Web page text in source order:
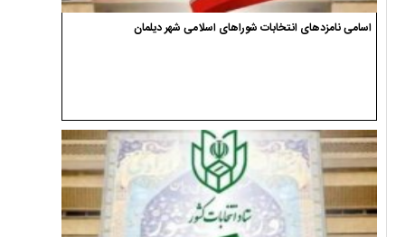
اسامی نامزدهای انتخابات شوراهای اسلامی شهر دیلمان